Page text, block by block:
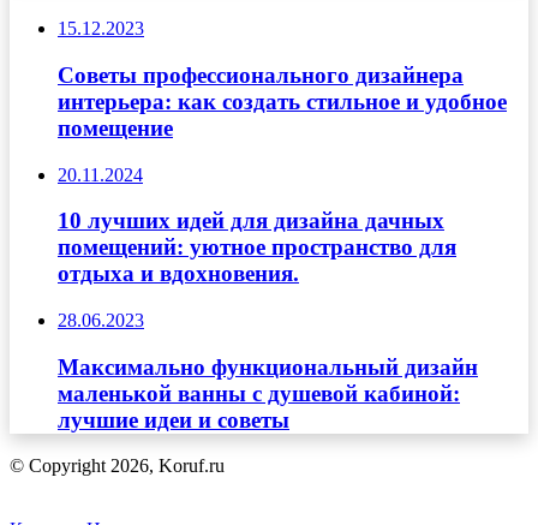
15.12.2023
Советы профессионального дизайнера
интерьера: как создать стильное и удобное
помещение
20.11.2024
10 лучших идей для дизайна дачных
помещений: уютное пространство для
отдыха и вдохновения.
28.06.2023
Максимально функциональный дизайн
маленькой ванны с душевой кабиной:
лучшие идеи и советы
© Copyright 2026, Koruf.ru